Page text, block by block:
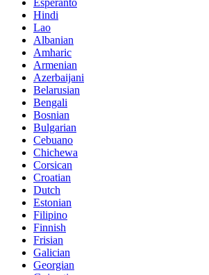
Esperanto
Hindi
Lao
Albanian
Amharic
Armenian
Azerbaijani
Belarusian
Bengali
Bosnian
Bulgarian
Cebuano
Chichewa
Corsican
Croatian
Dutch
Estonian
Filipino
Finnish
Frisian
Galician
Georgian